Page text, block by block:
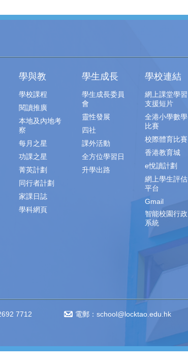
學與教
學校課程
閱讀推廣
本地及內地考
察
每月之星
功課之星
菁英計劃
同行者計劃
家課日誌
學科網頁
學生成長
學生成長委員
會
靈性發展
四社
課外活動
全方位學習日
升學出路
學校連結
網上課堂學習
支援短片
全港小學數學
比賽
校際體育比賽
香港教育城
e悅讀計劃
網上學生評估
平台
Gmail
智能校園行政
系統
7712 電郵： school@locktao.edu.hk